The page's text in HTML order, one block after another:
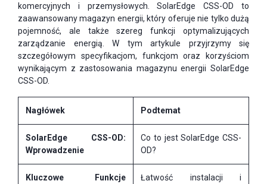
komercyjnych i przemysłowych. SolarEdge CSS-OD to
zaawansowany magazyn energii, który oferuje nie tylko dużą
pojemność, ale także szereg funkcji optymalizujących
zarządzanie energią. W tym artykule przyjrzymy się
szczegółowym specyfikacjom, funkcjom oraz korzyściom
wynikającym z zastosowania magazynu energii SolarEdge
CSS-OD.
Nagłówek Podtemat
SolarEdge CSS-OD:
Wprowadzenie
Co to jest SolarEdge CSS-
OD?
Kluczowe Funkcje
Łatwość instalacji i